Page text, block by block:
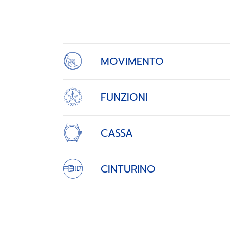
MOVIMENTO
FUNZIONI
CASSA
CINTURINO